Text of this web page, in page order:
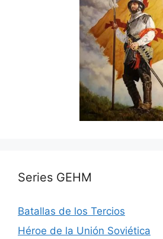
Series GEHM
Batallas de los Tercios
Héroe de la Unión Soviética